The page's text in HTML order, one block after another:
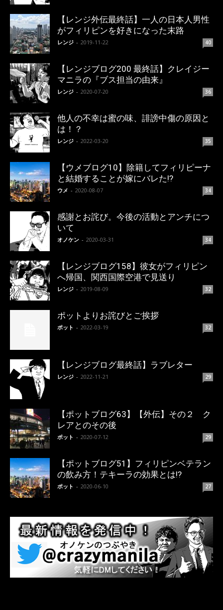
【レンジ外伝最終話】一人の日本人男性
がフィリピンを好きになった末路
レンジ - 2019-11-22 40
【レンジブログ200 最終話】クレイジー
マニラの『ブス担当の由来』
レンジ - 2020-07-20 36
他人の不幸は蜜の味、誹謗中傷の原因と
は！？
レンジ - 2022-03-20 35
【ウメブログ10】除籍してフィリピーナ
と結婚することが嫁にバレた!?
ウメ - 2020-08-07 34
感謝とお詫び。今後の活動とアンチにつ
いて
オノケン - 2020-03-31 34
【レンジブログ158】彼女がフィリピン
へ帰国、関西国際空港で見送り
レンジ - 2019-08-09 32
ポットよりお詫びとご挨拶
ポット - 2022-03-19 32
【レンジブログ最終話】ラブレター
レンジ - 2022-11-21 29
【ポットブログ63】【外伝】その２ ク
レアとのその後
ポット - 2020-07-12 29
【ポットブログ51】フィリピンベテラン
の飲み方！テキーラの効果とは!?
ポット - 2020-06-10 27